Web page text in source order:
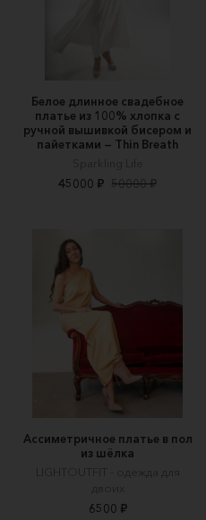
Белое длинное свадебное
платье из 100% хлопка с
ручной вышивкой бисером и
пайетками — Thin Breath
Sparkling Life
45000 ₽ 50000 ₽
Ассиметричное платье в пол
из шёлка
LIGHTOUTFIT - одежда для
двоих
6500 ₽